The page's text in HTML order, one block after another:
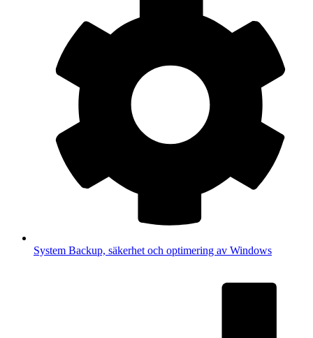
System Backup, säkerhet och optimering av Windows